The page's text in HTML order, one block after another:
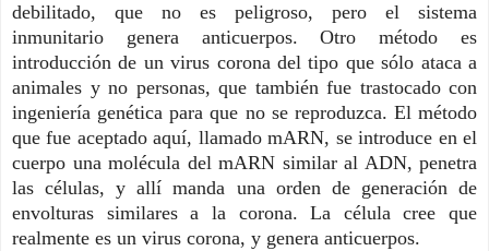
debilitado, que no es peligroso, pero el sistema
inmunitario genera anticuerpos. Otro método es
introducción de un virus corona del tipo que sólo ataca a
animales y no personas, que también fue trastocado con
ingeniería genética para que no se reproduzca. El método
que fue aceptado aquí, llamado mARN, se introduce en el
cuerpo una molécula del mARN similar al ADN, penetra
las células, y allí manda una orden de generación de
envolturas similares a la corona. La célula cree que
realmente es un virus corona, y genera anticuerpos.